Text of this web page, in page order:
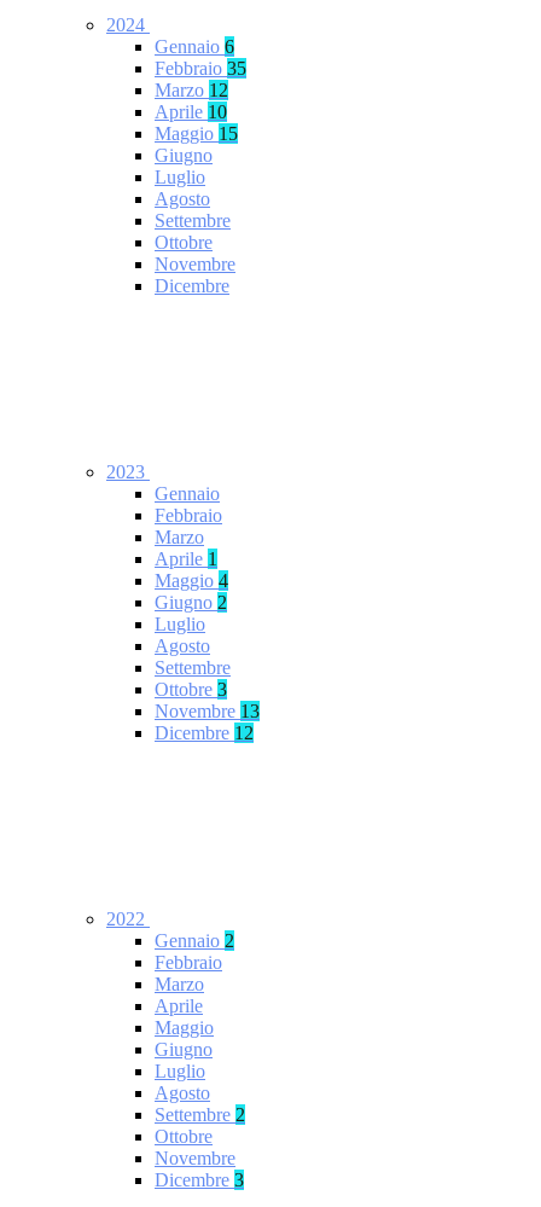
2024
Gennaio 6
Febbraio 35
Marzo 12
Aprile 10
Maggio 15
Giugno
Luglio
Agosto
Settembre
Ottobre
Novembre
Dicembre
2023
Gennaio
Febbraio
Marzo
Aprile 1
Maggio 4
Giugno 2
Luglio
Agosto
Settembre
Ottobre 3
Novembre 13
Dicembre 12
2022
Gennaio 2
Febbraio
Marzo
Aprile
Maggio
Giugno
Luglio
Agosto
Settembre 2
Ottobre
Novembre
Dicembre 3